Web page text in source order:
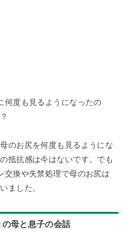
何度も見るようになったの
のお尻を何度も見るようにな
抵抗感は今はないです。でも
交換や失禁処理で母のお尻は
ました。
母と息子の会話